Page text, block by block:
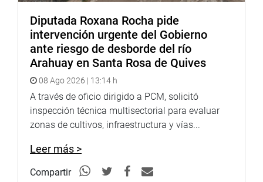
Diputada Roxana Rocha pide
intervención urgente del Gobierno
ante riesgo de desborde del río
Arahuay en Santa Rosa de Quives
08 Ago 2026 | 13:14 h
A través de oficio dirigido a PCM, solicitó
inspección técnica multisectorial para evaluar
zonas de cultivos, infraestructura y vías...
Leer más >
Compartir